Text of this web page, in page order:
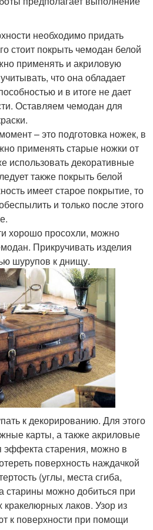
необходимо придать
стоит покрыть чемодан белой
применять и акриловую
что она обладает
и в итоге не дает
Оставляем чемодан для
– это подготовка ножек, в
применять старые ножки от
использовать декоративные
также покрыть белой
имеет старое покрытие, то
и только после этого
хорошо просохли, можно
Прикручивать изделия
шурупов к днищу.
к декорированию. Для этого
карты, а также акриловые
эффекта старения, можно в
поверхность наждачкой
(углы, места сгиба,
старины можно добиться при
лаков. Узор из
к поверхности при помощи